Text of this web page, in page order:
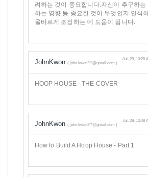
려하는 것이 중요합니다.자신이 추구하
하는 영향 등 중요한 것이 무엇인지 인식
올바르게 조정하는 데 도움이 됩니다.
JohnKwon ( john.kwon2**@gmail.com )
Jul, 29, 10:28
HOOP HOUSE - THE COVER
JohnKwon ( john.kwon2**@gmail.com )
Jul, 29, 10:48
How to Build A Hoop House - Part 1